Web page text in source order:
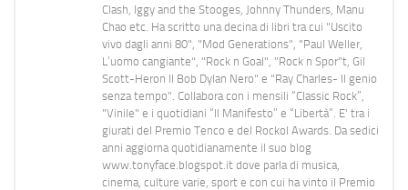
Clash, Iggy and the Stooges, Johnny Thunders, Manu
Chao etc. Ha scritto una decina di libri tra cui "Uscito
vivo dagli anni 80", "Mod Generations", "Paul Weller,
L’uomo cangiante", "Rock n Goal", "Rock n Spor"t, Gil
Scott-Heron Il Bob Dylan Nero" e "Ray Charles- Il genio
senza tempo". Collabora con i mensili “Classic Rock”,
"Vinile" e i quotidiani “Il Manifesto” e “Libertà”. E' tra i
giurati del Premio Tenco e del Rockol Awards. Da sedici
anni aggiorna quotidianamente il suo blog
www.tonyface.blogspot.it dove parla di musica,
cinema, culture varie, sport e con cui ha vinto il Premio